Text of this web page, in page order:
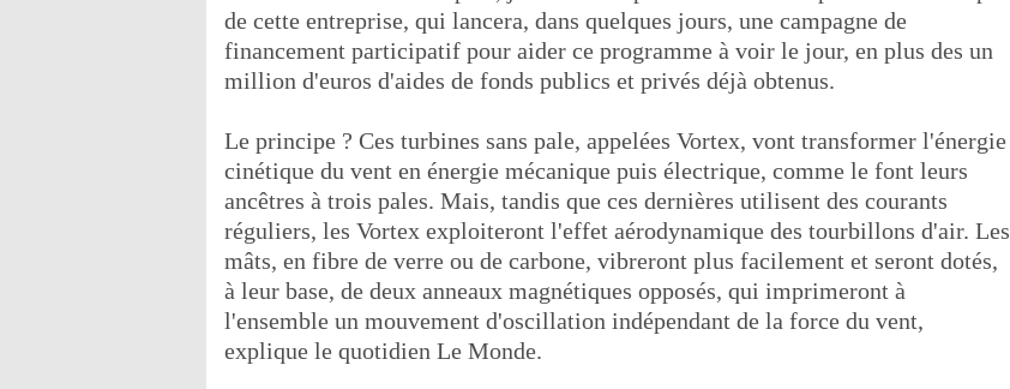
de cette entreprise, qui lancera, dans quelques jours, une campagne de
financement participatif pour aider ce programme à voir le jour, en plus des un
million d'euros d'aides de fonds publics et privés déjà obtenus.
Le principe ? Ces turbines sans pale, appelées Vortex, vont transformer l'énergie
cinétique du vent en énergie mécanique puis électrique, comme le font leurs
ancêtres à trois pales. Mais, tandis que ces dernières utilisent des courants
réguliers, les Vortex exploiteront l'effet aérodynamique des tourbillons d'air. Les
mâts, en fibre de verre ou de carbone, vibreront plus facilement et seront dotés,
à leur base, de deux anneaux magnétiques opposés, qui imprimeront à
l'ensemble un mouvement d'oscillation indépendant de la force du vent,
explique le quotidien Le Monde.